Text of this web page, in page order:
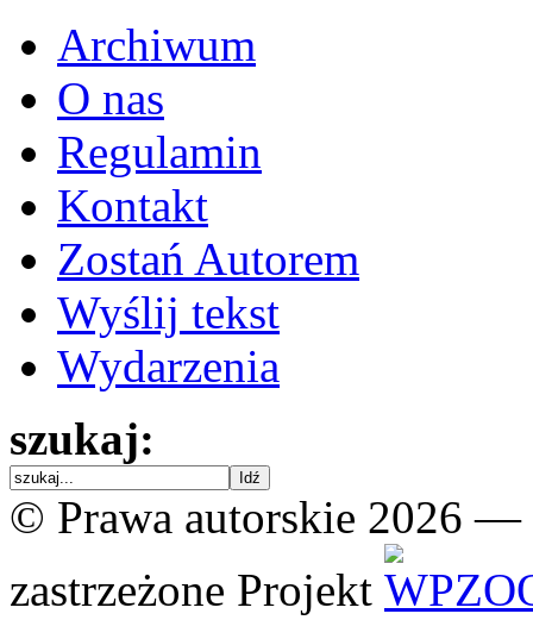
Archiwum
O nas
Regulamin
Kontakt
Zostań Autorem
Wyślij tekst
Wydarzenia
szukaj:
© Prawa autorskie 2026 —
zastrzeżone Projekt